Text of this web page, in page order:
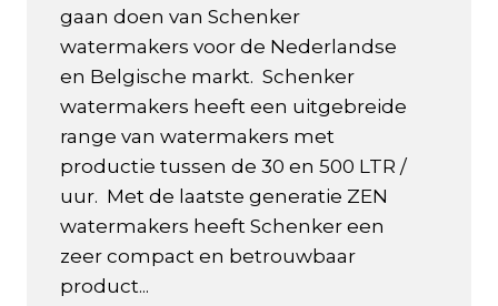
gaan doen van Schenker
watermakers voor de Nederlandse
en Belgische markt. Schenker
watermakers heeft een uitgebreide
range van watermakers met
productie tussen de 30 en 500 LTR /
uur. Met de laatste generatie ZEN
watermakers heeft Schenker een
zeer compact en betrouwbaar
product...